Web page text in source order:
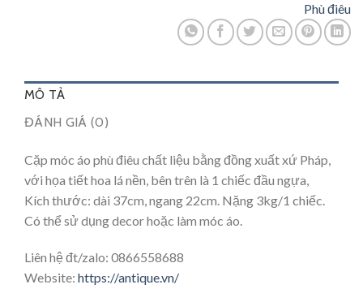
Phù điêu
MÔ TẢ
ĐÁNH GIÁ (0)
Cặp móc áo phù điêu chất liệu bằng đồng xuất xứ Pháp,
với họa tiết hoa lá nền, bên trên là 1 chiếc đầu ngựa,
Kích thước: dài 37cm, ngang 22cm. Nặng 3kg/1 chiếc.
Có thể sử dụng decor hoặc làm móc áo.
Liên hệ đt/zalo: 0866558688
Website: https://antique.vn/